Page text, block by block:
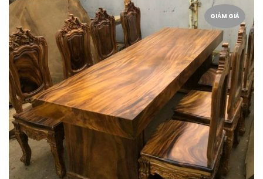
GIẢM GIÁ